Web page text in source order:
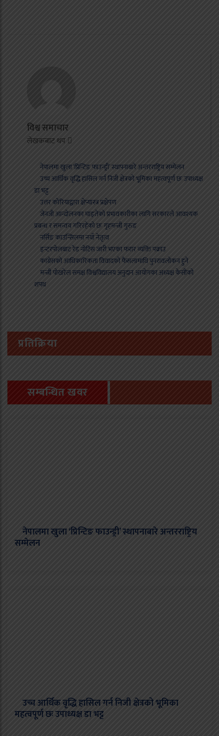
विश्व समाचार
लेखकबाट थप
नेपालमा खुला ‘प्रिन्टिङ फाउन्ड्री’ स्थापनाबारे अन्तरराष्ट्रिय सम्मेलन
उच्च आर्थिक वृद्धि हासिल गर्न निजी क्षेत्रको भूमिका महत्वपूर्ण छः उपाध्यक्ष
डा भट्ट
उत्तर कोरियाद्वारा क्षेप्यास्त्र प्रक्षेपण
जेनजी आन्दोलनका घाइतेको प्रभावकारीका लागि सरकारले आवश्यक
प्रबन्ध र समन्वय गरिरहेको छः गृहमन्त्री गुरुङ
नर्सिङ काउन्सिलमा नयाँ नेतृत्व
इन्टरपोलबाट रेड नोटिस जारी भएका फरार व्यक्ति पक्राउ
कांग्रेसको आधिकारिकता विवादको फैसलामाथि पुनरावलोकन हुने
मन्त्री पोखरेल समक्ष विश्वविद्यालय अनुदान आयोगका अध्यक्ष केसीको
शपथ
प्रतिक्रिया
सम्बन्धित खवर
नेपालमा खुला ‘प्रिन्टिङ फाउन्ड्री’ स्थापनाबारे अन्तरराष्ट्रिय
सम्मेलन
उच्च आर्थिक वृद्धि हासिल गर्न निजी क्षेत्रको भूमिका
महत्वपूर्ण छः उपाध्यक्ष डा भट्ट